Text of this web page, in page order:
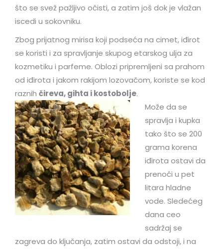
što se svež pažljivo očisti, a zatim još dok je vlažan
iscedi u sokovniku.
Zbog prijatnog mirisa koji podseća na cimet, iđirot
se koristi i za spravljanje skupog etarskog ulja za
kozmetiku i parfeme. Oblozi pripremljeni sa prahom
od iđirota i jakom rakijom lozovačom, koriste se kod
raznih čireva, gihta i kostobolje.
Može da se
spravlja i kupka
tako što se 200
grama korena
iđirota ostavi da
prenoći u pet
litara hladne
vode. Sledećeg
dana ceo
sadržaj se
zagreva do ključanja, zatim ostavi da odstoji, i na